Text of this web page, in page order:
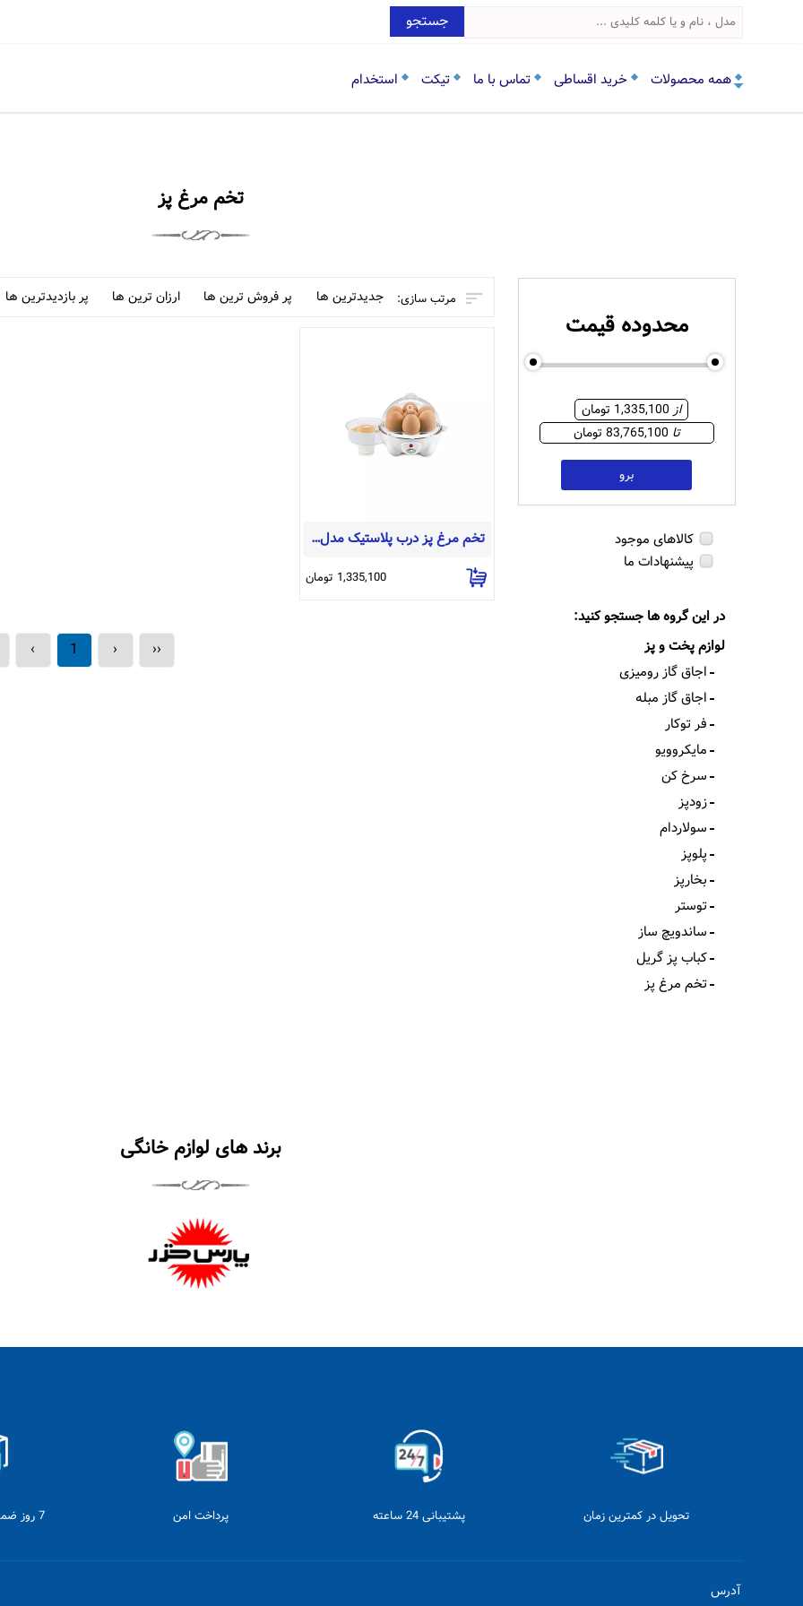
همه محصولات خرید اقساطی تماس با ما تیکت استخدام
جستجو
تخم مرغ پز
محدوده قیمت
از
تا
برو
کالاهای موجود
پیشنهادات ما
لوازم پخت و پز
در این گروه ها جستجو کنید:
اجاق گاز رومیزی
اجاق گاز مبله
فر توکار
مایکروویو
سرخ کن
زودپز
سولاردام
پلوپز
بخارپز
توستر
ساندویچ ساز
کباب پز گریل
تخم مرغ پز
مرتب سازی: جدیدترین ها پر فروش ترین ها ارزان ترین ها پر بازدیدترین ها
تخم مرغ پز درب پلاستيک مدل Egg Morning-پارس خزر
1,335,100 تومان
‹‹
‹
1
›
برند های لوازم خانگی
تحویل در کمترین زمان پشتیبانی 24 ساعته پرداخت امن 7 روز ضمانت بازگشت وجه
آدرس